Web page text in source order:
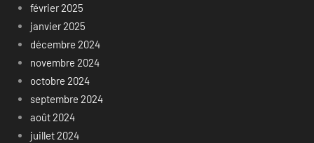
février 2025
janvier 2025
décembre 2024
novembre 2024
octobre 2024
septembre 2024
août 2024
juillet 2024